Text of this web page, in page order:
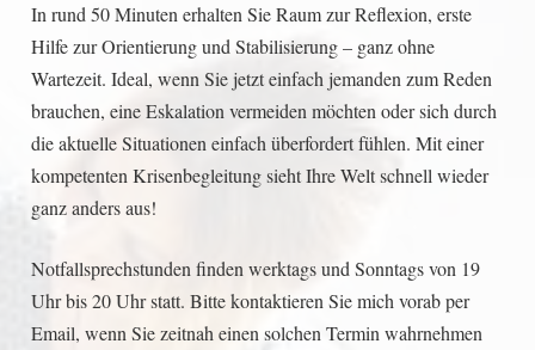
In rund 50 Minuten erhalten Sie Raum zur Reflexion, erste
Hilfe zur Orientierung und Stabilisierung – ganz ohne
Wartezeit. Ideal, wenn Sie jetzt einfach jemanden zum Reden
brauchen, eine Eskalation vermeiden möchten oder sich durch
die aktuelle Situationen einfach überfordert fühlen. Mit einer
kompetenten Krisenbegleitung sieht Ihre Welt schnell wieder
ganz anders aus!
Notfallsprechstunden finden werktags und Sonntags von 19
Uhr bis 20 Uhr statt. Bitte kontaktieren Sie mich vorab per
Email, wenn Sie zeitnah einen solchen Termin wahrnehmen